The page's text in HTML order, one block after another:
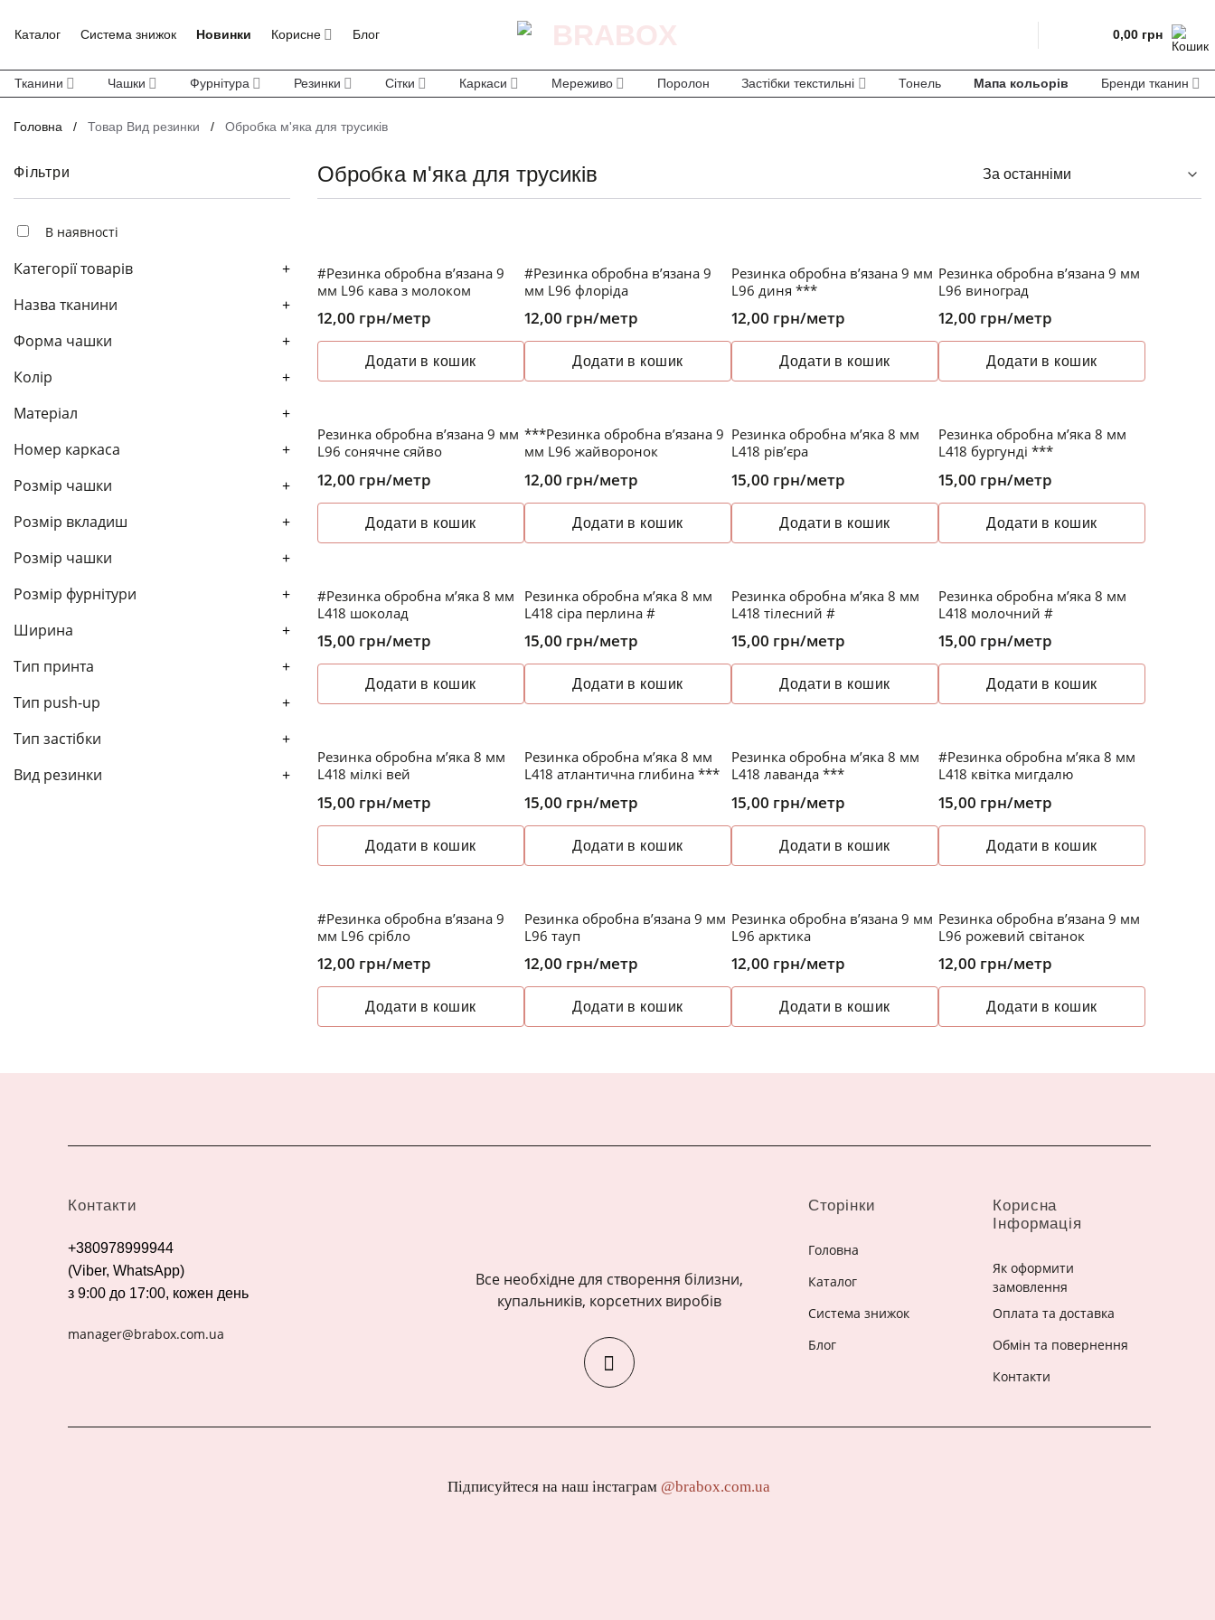
Каталог Система знижок Новинки Корисне Блог 0,00 грн
Тканини Чашки Фурнітура Резинки Сітки Каркаси Мереживо Поролон Застібки текстильні Тонель Мапа кольорів Бренди тканин
Головна / Товар Вид резинки / Обробка м'яка для трусиків
Фільтри
В наявності
Категорії товарів
+
Назва тканини
+
Форма чашки
+
Колір
+
Матеріал
+
Номер каркаса
+
Розмір чашки
+
Розмір вкладиш
+
Розмір чашки
+
Розмір фурнітури
+
Ширина
+
Тип принта
+
Тип push-up
+
Тип застібки
+
Вид резинки
+
Обробка м'яка для трусиків
#Резинка обробна в’язана 9
мм L96 кава з молоком
12,00 грн/метр
Додати в кошик
#Резинка обробна в’язана 9
мм L96 флоріда
12,00 грн/метр
Додати в кошик
Резинка обробна в’язана 9 мм
L96 диня ***
12,00 грн/метр
Додати в кошик
Резинка обробна в’язана 9 мм
L96 виноград
12,00 грн/метр
Додати в кошик
Резинка обробна в’язана 9 мм
L96 сонячне сяйво
12,00 грн/метр
Додати в кошик
***Резинка обробна в’язана 9
мм L96 жайворонок
12,00 грн/метр
Додати в кошик
Резинка обробна м’яка 8 мм
L418 рів’єра
15,00 грн/метр
Додати в кошик
Резинка обробна м’яка 8 мм
L418 бургунді ***
15,00 грн/метр
Додати в кошик
#Резинка обробна м’яка 8 мм
L418 шоколад
15,00 грн/метр
Додати в кошик
Резинка обробна м’яка 8 мм
L418 сіра перлина #
15,00 грн/метр
Додати в кошик
Резинка обробна м’яка 8 мм
L418 тілесний #
15,00 грн/метр
Додати в кошик
Резинка обробна м’яка 8 мм
L418 молочний #
15,00 грн/метр
Додати в кошик
Резинка обробна м’яка 8 мм
L418 мілкі вей
15,00 грн/метр
Додати в кошик
Резинка обробна м’яка 8 мм
L418 атлантична глибина ***
15,00 грн/метр
Додати в кошик
Резинка обробна м’яка 8 мм
L418 лаванда ***
15,00 грн/метр
Додати в кошик
#Резинка обробна м’яка 8 мм
L418 квітка мигдалю
15,00 грн/метр
Додати в кошик
#Резинка обробна в’язана 9
мм L96 срібло
12,00 грн/метр
Додати в кошик
Резинка обробна в’язана 9 мм
L96 тауп
12,00 грн/метр
Додати в кошик
Резинка обробна в’язана 9 мм
L96 арктика
12,00 грн/метр
Додати в кошик
Резинка обробна в’язана 9 мм
L96 рожевий світанок
12,00 грн/метр
Додати в кошик
Контакти
+380978999944
(Viber, WhatsApp)
з 9:00 до 17:00, кожен день
manager@brabox.com.ua
Все необхідне для створення білизни,
купальників, корсетних виробів
Сторінки
Головна
Каталог
Система знижок
Блог
Корисна
Інформація
Як оформити
замовлення
Оплата та доставка
Обмін та повернення
Контакти
Підписуйтеся на наш інстаграм @brabox.com.ua